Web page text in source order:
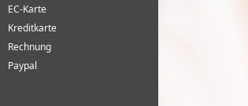
EC-Karte
Kreditkarte
Rechnung
Paypal